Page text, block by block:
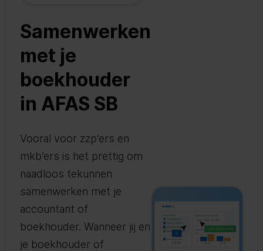
Samenwerken
met je
boekhouder
in AFAS SB
Vooral voor zzp’ers en
mkb’ers is het prettig om
naadloos tekunnen
samenwerken met je
accountant of
boekhouder. Wanneer jij en
je boekhouder of